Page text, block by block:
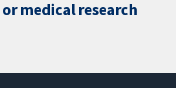
medical research